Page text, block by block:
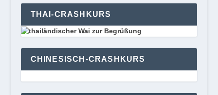
THAI-CRASHKURS
CHINESISCH-CRASHKURS